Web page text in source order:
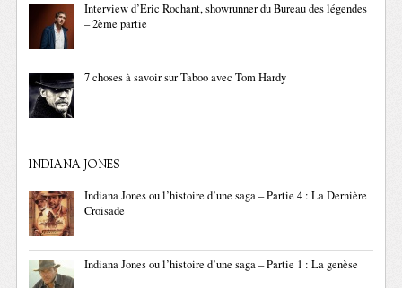
Interview d’Eric Rochant, showrunner du Bureau des légendes
– 2ème partie
7 choses à savoir sur Taboo avec Tom Hardy
INDIANA JONES
Indiana Jones ou l’histoire d’une saga – Partie 4 : La Dernière
Croisade
Indiana Jones ou l’histoire d’une saga – Partie 1 : La genèse